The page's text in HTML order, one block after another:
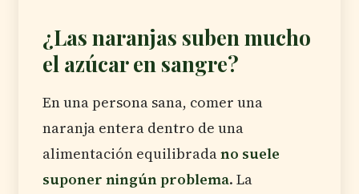
¿Las naranjas suben mucho
el azúcar en sangre?
En una persona sana, comer una
naranja entera dentro de una
alimentación equilibradano suele
suponer ningún problema. La